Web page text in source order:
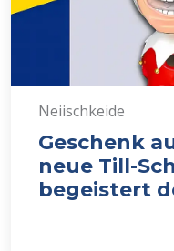
Neiischkeide
Geschenk
neue Till-
begeistert